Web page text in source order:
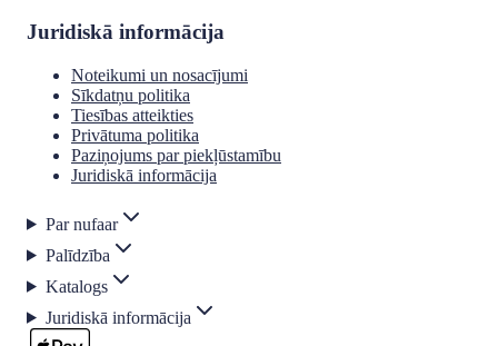
Juridiskā informācija
Noteikumi un nosacījumi
Sīkdatņu politika
Tiesības atteikties
Privātuma politika
Paziņojums par piekļūstamību
Juridiskā informācija
Par nufaar
Palīdzība
Katalogs
Juridiskā informācija